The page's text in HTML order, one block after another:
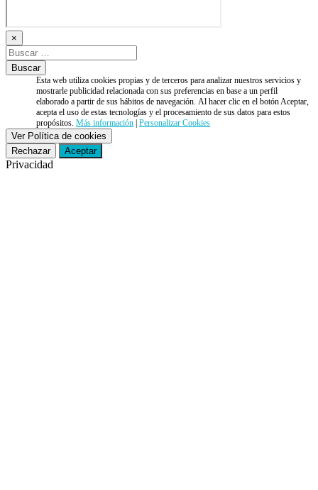
×
Esta web utiliza cookies propias y de terceros para analizar nuestros servicios y
mostrarle publicidad relacionada con sus preferencias en base a un perfil
elaborado a partir de sus hábitos de navegación. Al hacer clic en el botón Aceptar,
acepta el uso de estas tecnologías y el procesamiento de sus datos para estos
propósitos.Más información |Personalizar Cookies
Ver Política de cookies
Rechazar
Aceptar
Privacidad